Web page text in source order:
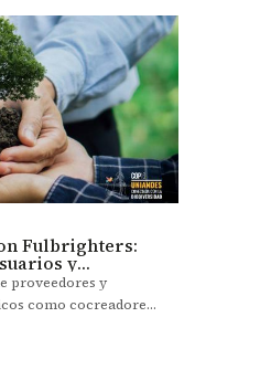
Fulbrighters:
y
co-
proveedores y
como cocreadores